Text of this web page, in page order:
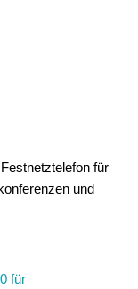
für
und
für